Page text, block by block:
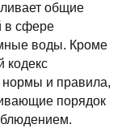
общие
в сфере
воды. Кроме
кодекс
и правила,
порядок